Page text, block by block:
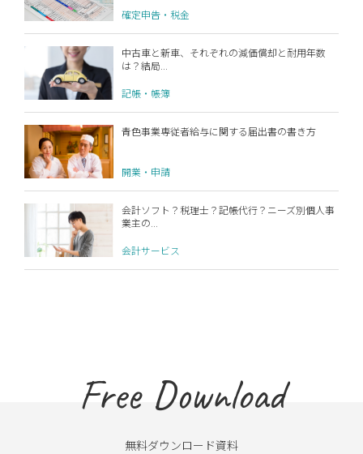
確定申告・税金
中古車と新車、それぞれの減価償却と耐用年数
は？結局...
記帳・帳簿
青色事業専従者給与に関する届出書の書き方
開業・申請
会計ソフト？税理士？記帳代行？ニーズ別個人事
業主の...
会計サービス
Free Download
無料ダウンロード資料